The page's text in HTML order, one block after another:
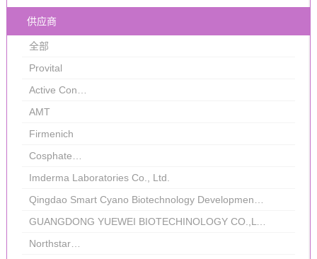
供应商
全部
Provital
Active Con…
AMT
Firmenich
Cosphate…
Imderma Laboratories Co., Ltd.
Northstar…